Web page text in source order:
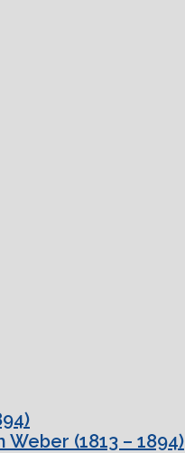
(1813 – 1894)